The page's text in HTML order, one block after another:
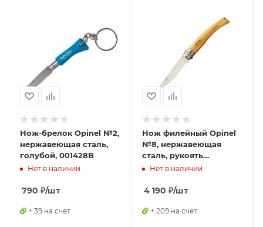
Нож-брелок Opinel №2,
нержавеющая сталь,
голубой, 001428B
Нет в наличии
790 ₽/шт
+ 39 на счет
Нож филейный Opinel
№8, нержавеющая
сталь, рукоять
оливковое дерево,
Нет в наличии
4 190 ₽/шт
+ 209 на счет